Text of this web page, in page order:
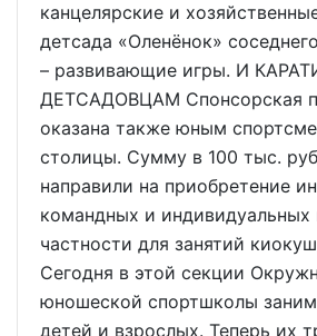
канцелярские и
детсада «Оленёнок»
– развивающие игры. И
ДЕТСАДОВЦАМ Спонсорская
оказана также юным
столицы. Сумму в 100 тыс.
направили на приобретение
командных и индивидуальных
частности для занятий
Сегодня в этой секции
юношеской спортшколы
детей и взрослых. Теперь их